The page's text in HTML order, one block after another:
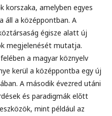
korszaka, amelyben egyes
áll a középpontban. A
égisze alatt új
megjelenését mutatja.
a magyar köznyelv
kerül a középpontba egy új
A második évezred utáni
és paradigmák előtt
mint például az